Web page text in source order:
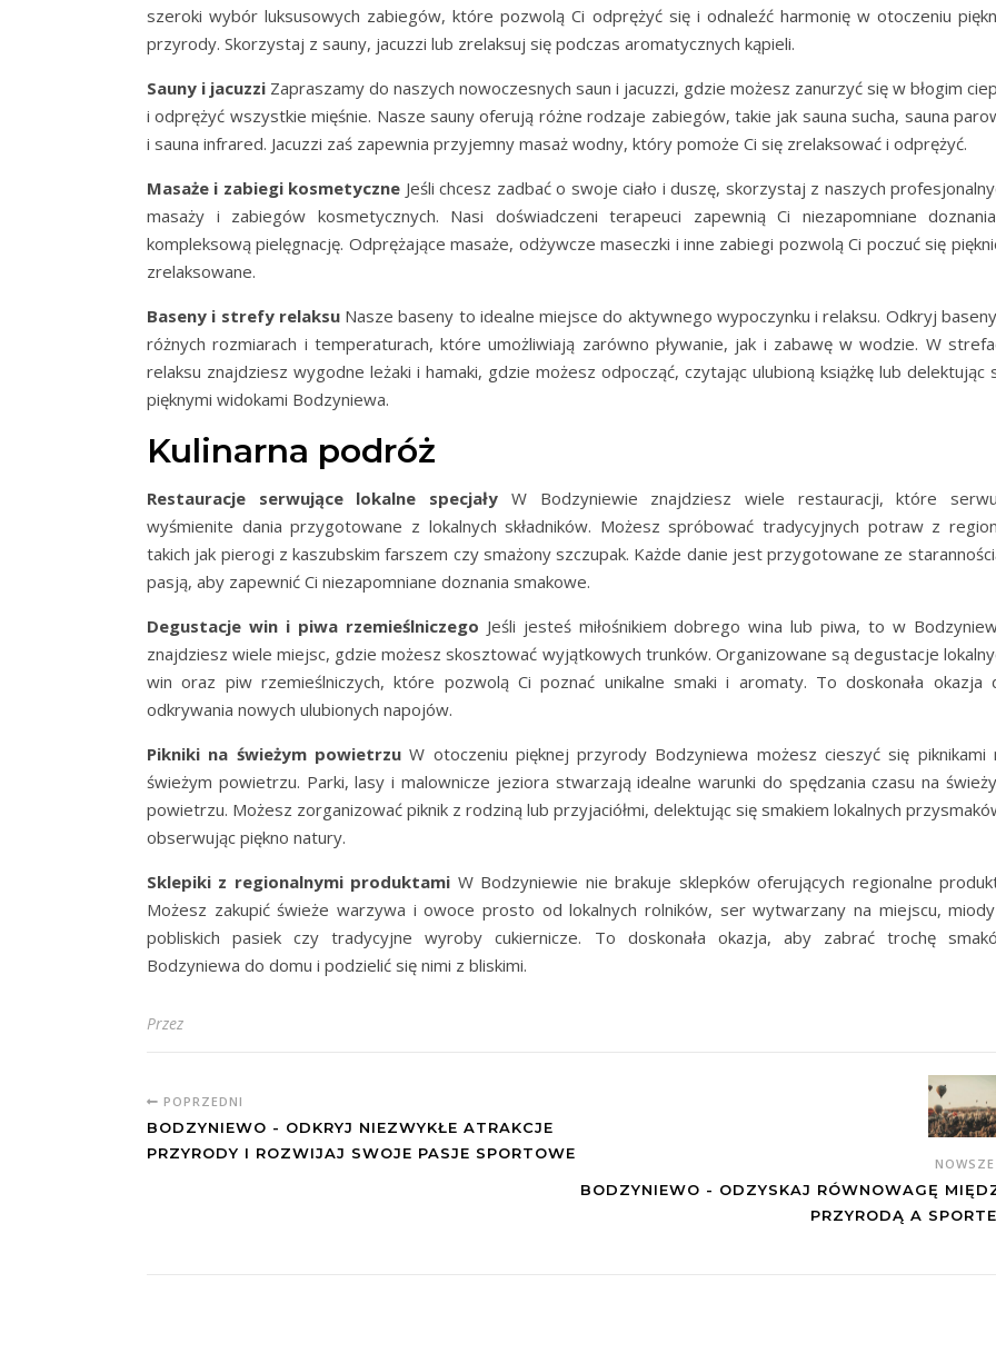
szeroki wybór luksusowych zabiegów, które pozwolą Ci odprężyć się i odnaleźć harmonię w otoczeniu
przyrody. Skorzystaj z sauny, jacuzzi lub zrelaksuj się podczas aromatycznych kąpieli.
Sauny i jacuzzi Zapraszamy do naszych nowoczesnych saun i jacuzzi, gdzie możesz zanurzyć się w błogim
i odprężyć wszystkie mięśnie. Nasze sauny oferują różne rodzaje zabiegów, takie jak sauna sucha, sauna
i sauna infrared. Jacuzzi zaś zapewnia przyjemny masaż wodny, który pomoże Ci się zrelaksować i odprężyć.
Masaże i zabiegi kosmetyczne Jeśli chcesz zadbać o swoje ciało i duszę, skorzystaj z naszych
masaży i zabiegów kosmetycznych. Nasi doświadczeni terapeuci zapewnią Ci niezapomniane
kompleksową pielęgnację. Odprężające masaże, odżywcze maseczki i inne zabiegi pozwolą Ci poczuć się
zrelaksowane.
Baseny i strefy relaksuNasze baseny to idealne miejsce do aktywnego wypoczynku i relaksu. Odkryj
różnych rozmiarach i temperaturach, które umożliwiają zarówno pływanie, jak i zabawę w wodzie. W
relaksu znajdziesz wygodne leżaki i hamaki, gdzie możesz odpocząć, czytając ulubioną książkę lub delektując
pięknymi widokami Bodzyniewa.
Kulinarna podróż
Restauracje serwujące lokalne specjały W Bodzyniewie znajdziesz wiele restauracji, które
wyśmienite dania przygotowane z lokalnych składników. Możesz spróbować tradycyjnych potraw z
takich jak pierogi z kaszubskim farszem czy smażony szczupak. Każde danie jest przygotowane ze
pasją, aby zapewnić Ci niezapomniane doznania smakowe.
Degustacje win i piwa rzemieślniczego Jeśli jesteś miłośnikiem dobrego wina lub piwa, to w
znajdziesz wiele miejsc, gdzie możesz skosztować wyjątkowych trunków. Organizowane są degustacje
win oraz piw rzemieślniczych, które pozwolą Ci poznać unikalne smaki i aromaty. To doskonała okazja
odkrywania nowych ulubionych napojów.
Pikniki na świeżym powietrzuW otoczeniu pięknej przyrody Bodzyniewa możesz cieszyć się piknikami
świeżym powietrzu. Parki, lasy i malownicze jeziora stwarzają idealne warunki do spędzania czasu na
powietrzu. Możesz zorganizować piknik z rodziną lub przyjaciółmi, delektując się smakiem lokalnych
obserwując piękno natury.
Sklepiki z regionalnymi produktami W Bodzyniewie nie brakuje sklepków oferujących regionalne
Możesz zakupić świeże warzywa i owoce prosto od lokalnych rolników, ser wytwarzany na miejscu,
pobliskich pasiek czy tradycyjne wyroby cukiernicze. To doskonała okazja, aby zabrać trochę
Bodzyniewa do domu i podzielić się nimi z bliskimi.
Przez
POPRZEDNI
BODZYNIEWO - ODKRYJ NIEZWYKŁE ATRAKCJE
PRZYRODY I ROZWIJAJ SWOJE PASJE SPORTOWE
NOWSZE
BODZYNIEWO - ODZYSKAJ RÓWNOWAGĘ
PRZYRODĄ A